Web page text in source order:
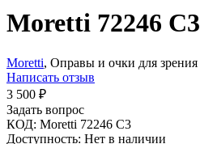
Moretti 72246 C3
Moretti, Оправы и очки для зрения
Написать отзыв
3 500 ₽
Задать вопрос
КОД: Moretti 72246 C3
Доступность: Нет в наличии